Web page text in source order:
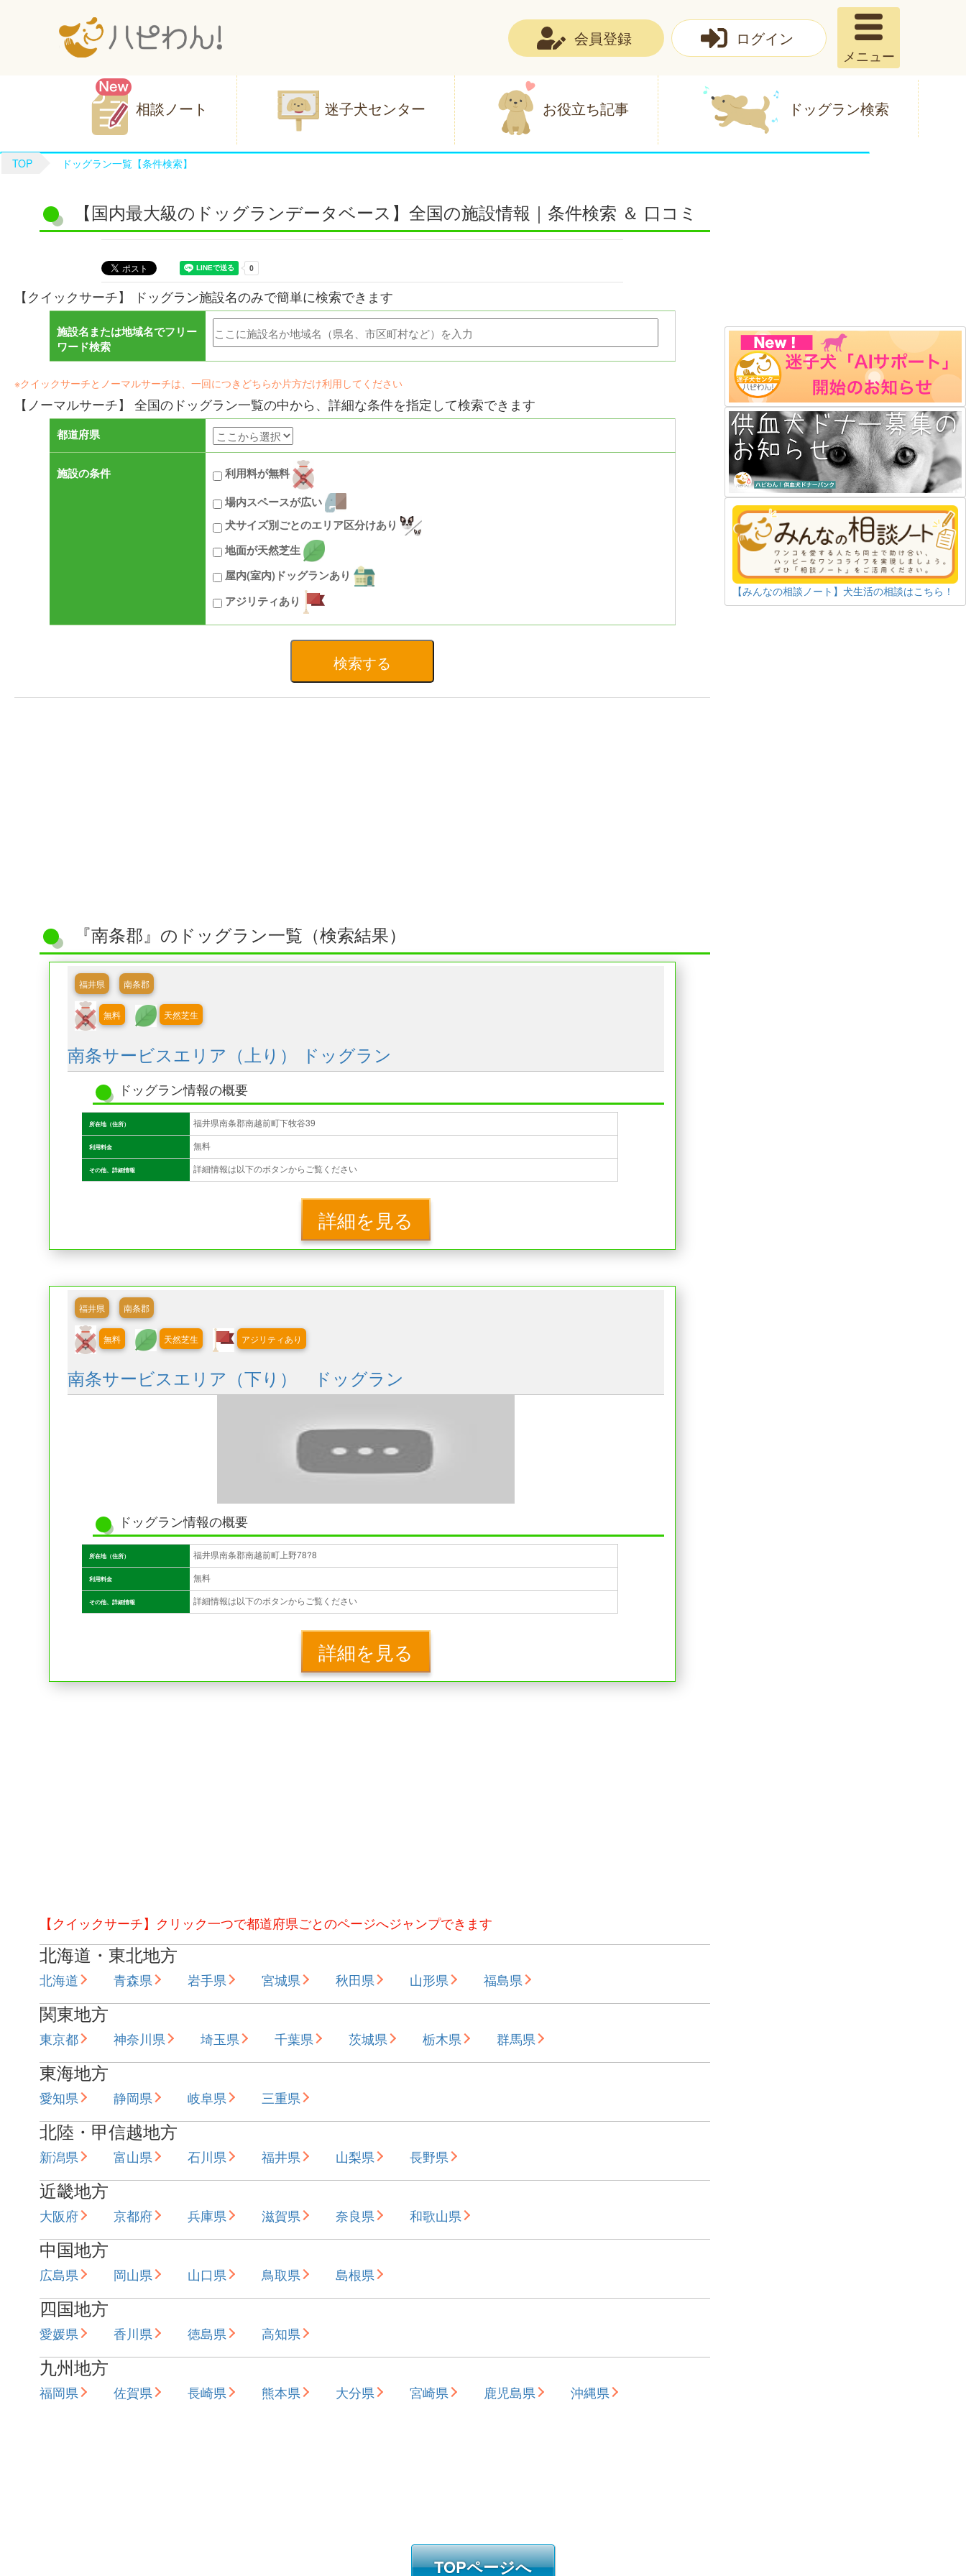
会員登録 ログイン
メニュー
相談ノート 迷子犬センター お役立ち記事 ドッグラン検索
TOP ドッグラン一覧【条件検索】
【みんなの相談ノート】犬生活の相談はこちら！
【国内最大級のドッグランデータベース】全国の施設情報｜条件検索 ＆ 口コミ
【クイックサーチ】 ドッグラン施設名のみで簡単に検索できます
施設名または地域名でフリー
ワード検索
※クイックサーチとノーマルサーチは、一回につきどちらか片方だけ利用してください
【ノーマルサーチ】 全国のドッグラン一覧の中から、詳細な条件を指定して検索できます
都道府県
施設の条件
利用料が無料
場内スペースが広い
犬サイズ別ごとのエリア区分けあり
地面が天然芝生
屋内(室内)ドッグランあり
アジリティあり
『南条郡』のドッグラン一覧（検索結果）
福井県 南条郡
無料 天然芝生
南条サービスエリア（上り） ドッグラン
ドッグラン情報の概要
所在地（住所） 福井県南条郡南越前町下牧谷39
利用料金 無料
その他、詳細情報 詳細情報は以下のボタンからご覧ください
詳細を見る
福井県 南条郡
無料 天然芝生 アジリティあり
南条サービスエリア（下り） ドッグラン
ドッグラン情報の概要
所在地（住所） 福井県南条郡南越前町上野78?8
利用料金 無料
その他、詳細情報 詳細情報は以下のボタンからご覧ください
詳細を見る
【クイックサーチ】クリック一つで都道府県ごとのページへジャンプできます
北海道・東北地方
北海道 青森県 岩手県 宮城県 秋田県 山形県 福島県
関東地方
東京都 神奈川県 埼玉県 千葉県 茨城県 栃木県 群馬県
東海地方
愛知県 静岡県 岐阜県 三重県
北陸・甲信越地方
新潟県 富山県 石川県 福井県 山梨県 長野県
近畿地方
大阪府 京都府 兵庫県 滋賀県 奈良県 和歌山県
中国地方
広島県 岡山県 山口県 鳥取県 島根県
四国地方
愛媛県 香川県 徳島県 高知県
九州地方
福岡県 佐賀県 長崎県 熊本県 大分県 宮崎県 鹿児島県 沖縄県
TOPページへ